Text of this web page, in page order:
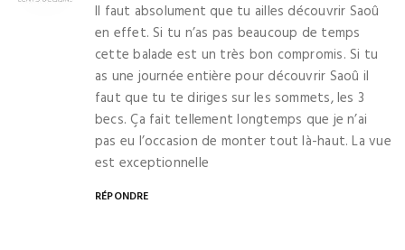
Il faut absolument que tu ailles découvrir Saoû
en effet. Si tu n’as pas beaucoup de temps
cette balade est un très bon compromis. Si tu
as une journée entière pour découvrir Saoû il
faut que tu te diriges sur les sommets, les 3
becs. Ça fait tellement longtemps que je n’ai
pas eu l’occasion de monter tout là-haut. La vue
est exceptionnelle
RÉPONDRE